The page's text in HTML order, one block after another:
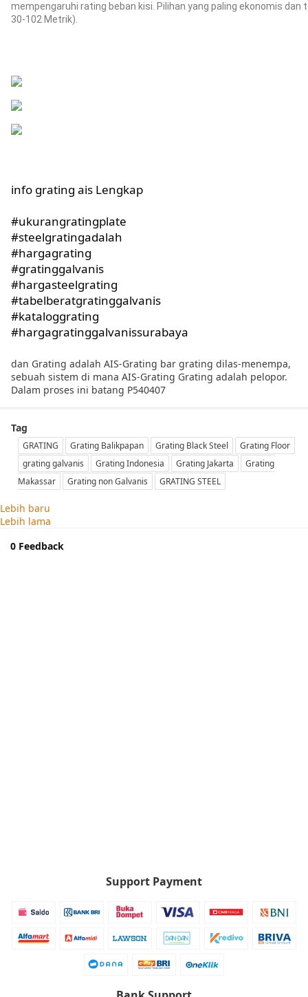
mempengaruhi rating beban kisi. Pilihan yang paling ekonomis
30-102 Metrik).
info grating ais Lengkap
#ukurangratingplate
#steelgratingadalah
#hargagrating
#gratinggalvanis
#hargasteelgrating
#tabelberatgratinggalvanis
#kataloggrating
#hargagratinggalvanissurabaya
dan Grating adalah AIS-Grating bar grating dilas-menempa,
sebuah sistem di mana AIS-Grating Grating adalah pelopor.
Dalam proses ini batang P540407
Tag
GRATING Grating Balikpapan Grating Black Steel
Grating Floor
grating galvanis
Grating Indonesia Grating Jakarta
Grating
Makassar
Grating non Galvanis GRATING STEEL
Lebih baru
Lebih lama
0 Feedback
Support Payment